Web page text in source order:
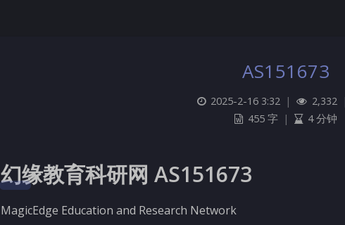
AS151673
2025-2-16 3:32 | 2,332
455 字 | 4 分钟
幻缘教育科研网 AS151673
MagicEdge Education and Research Network